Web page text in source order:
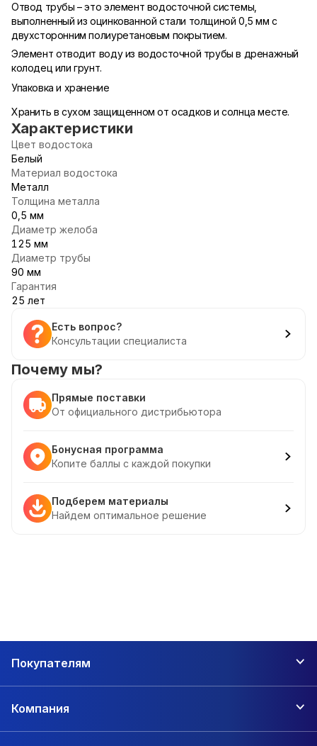
Отвод трубы – это элемент водосточной системы,
выполненный из оцинкованной стали толщиной 0,5 мм с
двухсторонним полиуретановым покрытием.
Элемент отводит воду из водосточной трубы в дренажный
колодец или грунт.
Упаковка и хранение
Хранить в сухом защищенном от осадков и солнца месте.
Характеристики
Цвет водостока
Белый
Материал водостока
Металл
Толщина металла
0,5 мм
Диаметр желоба
125 мм
Диаметр трубы
90 мм
Гарантия
25 лет
Есть вопрос?
Консультации специалиста
Почему мы?
Прямые поставки
От официального дистрибьютора
Бонусная программа
Копите баллы с каждой покупки
Подберем материалы
Найдем оптимальное решение
Покупателям
Компания